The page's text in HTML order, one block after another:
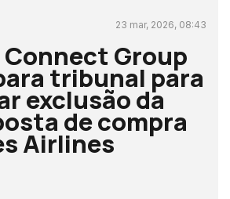
23 mar, 2026, 08:43
Group
tribunal para
exclusão da
de compra
Airlines